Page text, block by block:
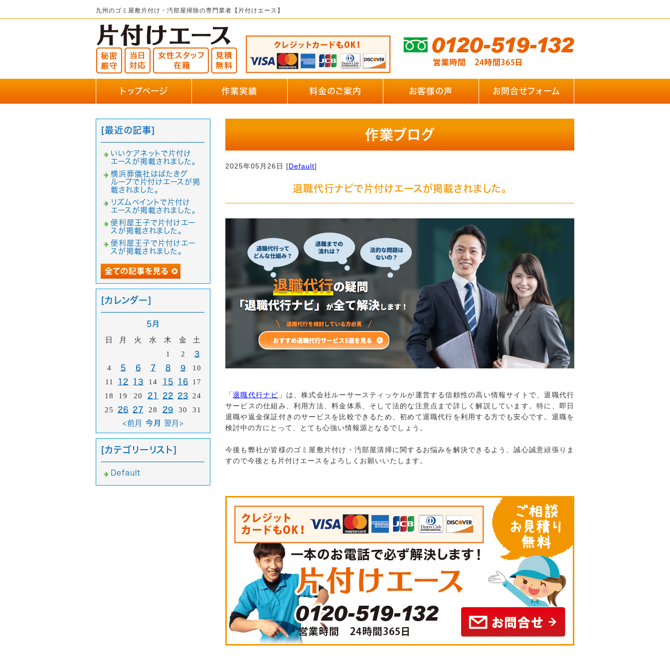
九州のゴミ屋敷片付け・汚部屋掃除の専門業者【片付けエース】
トップページ 作業実績 料金のご案内 お客様の声 お問合せフォーム
作業ブログ
2025年05月26日 [Default]
退職代行ナビで片付けエースが掲載されました。
「退職代行ナビ 」は、株式会社ルーサースティッケルが運営する信頼性の高い情報サイトで、退職代行
サービスの仕組み、利用方法、料金体系、そして法的な注意点まで詳しく解説しています。特に、即日
退職や返金保証付きのサービスを比較できるため、初めて退職代行を利用する方でも安心です。退職を
検討中の方にとって、とても心強い情報源となるでしょう。
今後も弊社が皆様のゴミ屋敷片付け・汚部屋清掃に関するお悩みを解決できるよう、誠心誠意頑張りま
すので今後とも片付けエースをよろしくお願いいたします。
[最近の記事]
いいケアネットで片付け
エースが掲載されました。
横浜葬儀社はばたきグ
ループで片付けエースが掲
載されました。
リズムペイントで片付け
エースが掲載されました。
便利屋王子で片付けエー
スが掲載されました。
便利屋王子で片付けエー
スが掲載されました。
[カレンダー]
5月
日 月 火 水 木 金
土
1
2 3
4 5 6 7 8 9
10
11
12 13 14 15 16
17
18
19 20 21 22 23
24
25
26 27 28 29 30 31
<前月 今月 翌月>
[カテゴリーリスト]
Default